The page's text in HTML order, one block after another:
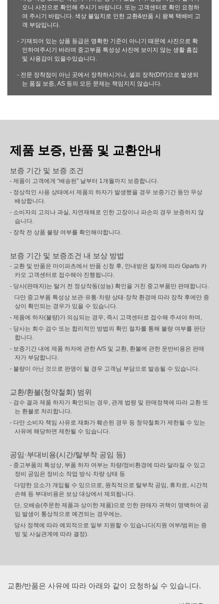
오니 사진으로 확인해 주시기 바랍니다. 또는 고객센터로 확인 요청하
여 주시기 바랍니다. 색상 불일치로 인한 교환&반품 시 왕복 택배비 고
객 부담입니다.
- 기재되어 있는 상품 등급은 명확한 기준이 아니기 때문에 사진으로 확
인하여주시기 바라며 중고부품 특성상 사진에 보이지 않는 생활 흠집
및 사용감이 있을수있습니다.
- 전문 장착점이 아닌 곳에서 장착하시거나, 셀프 장착(DIY)으로 발생되
는 품질 보증, AS 등의 모든 문제는 책임지지 않습니다.
제품 보증, 반품 및 교환안내
보증 기간 및 보증 조건
- 제품이 고객에게 “배송된” 날부터 1개월까지 보증합니다.
- 정상적인 사용 상태에서 제품의 하자가 발생했을 경우 보증기간 동안 무상
배상합니다.
- 소비자의 고의나 과실, 자연재해로 인한 고장이나 파손의 경우 보증하지 않
습니다.
- 장착 전 상품 불량 여부를 확인해야합니다.
보증 기간 및 보증조건 내 보상 방법
- 교환 및 반품은 마이파츠에서 반품 신청 후, 안내받은 절차에 따라 Gparts 카
카오 고객센터로 접수해야 진행됩니다.
- 당사(판매자)는 탈거 전 정상작동(성능) 확인을 거친 중고부품만 판매합니다.
다만 중고부품 특성상 보관·유통·차량 상태·장착 환경에 따라 장착 후에만 증
상이 확인되는 경우가 있을 수 있습니다.
- 제품에 하자(불량)가 의심되는 경우, 즉시 고객센터로 접수해 주셔야 하며,
- 당사는 회수 검수 또는 합리적인 방법의 확인 절차를 통해 불량 여부를 판단
합니다.
- 보증기간 내에 제품 하자에 관한 A/S 및 교환, 환불에 관한 운반비용은 판매
자가 부담합니다.
- 불량이 아닌 것으로 판명이 될 경우 고객님 부담으로 발송될 수 있습니다.
교환/환불(청약철회) 범위
- 검수 결과 제품 하자가 확인되는 경우, 관계 법령 및 판매정책에 따라 교환 또
는 환불로 처리합니다.
- 다만 소비자 책임 사유로 재화가 훼손된 경우 등 청약철회가 제한될 수 있는
사유에 해당하면 제한될 수 있습니다.
공임·부대비용(시간/탈부착 공임 등)
- 중고부품의 특성상, 부품 하자 여부는 차량/정비환경에 따라 달라질 수 있고
정비 공임은 정비소 작업 방식·차량 상태 등
다양한 요소가 개입될 수 있으므로, 원칙적으로 탈부착 공임, 휴차료, 시간적
손해 등 부대비용은 보상 대상에서 제외됩니다.
단, 오배송(주문한 제품과 상이한 제품)으로 인한 판매자 귀책이 명백하여 공
임 발생이 통상적으로 예견되는 경우에는,
당사 정책에 따라 예외적으로 일부 지원할 수 있습니다(지원 여부/범위는 증
빙 및 사실관계에 따라 결정).
교환/반품은 사유에 따라 아래와 같이 요청하실 수 있습니다.